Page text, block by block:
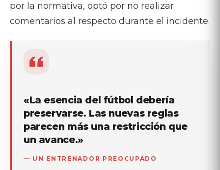
por la normativa, optó por no realizar
comentarios al respecto durante el incidente.
«La esencia del fútbol debería
preservarse. Las nuevas reglas
parecen más una restricción que
un avance.»
— UN ENTRENADOR PREOCUPADO